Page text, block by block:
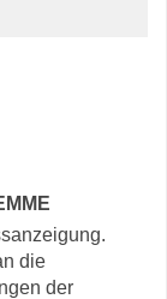
die
der